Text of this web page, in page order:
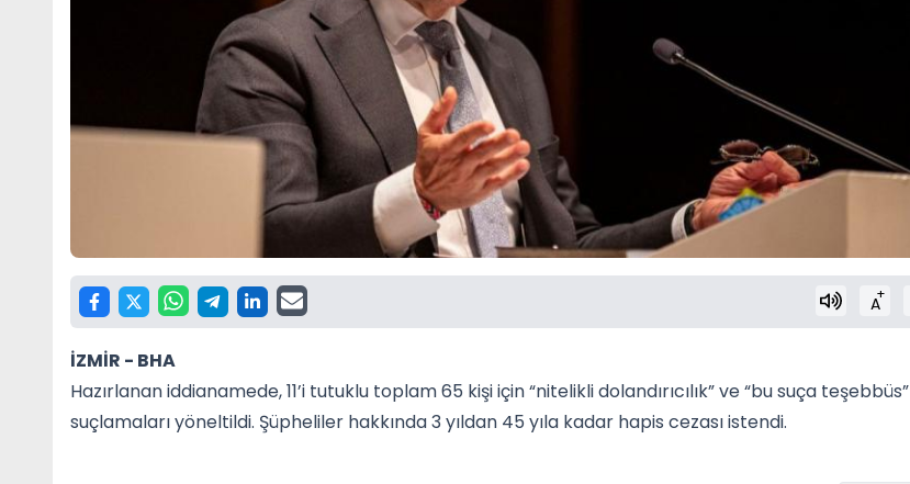
A+
İZMİR - BHA
Hazırlanan iddianamede, 11’i tutuklu toplam 65 kişi için “nitelikli dolandırıcılık” ve “bu suça teşebbüs”
suçlamaları yöneltildi. Şüpheliler hakkında 3 yıldan 45 yıla kadar hapis cezası istendi.